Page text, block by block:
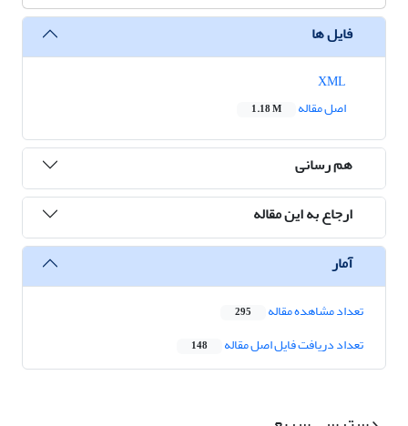
فایل ها
اصل مقاله
1.18 M
هم رسانی
ارجاع به این مقاله
آمار
تعداد مشاهده مقاله 295
تعداد دریافت فایل اصل مقاله 148